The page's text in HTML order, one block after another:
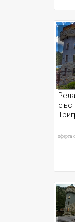
със
оферта